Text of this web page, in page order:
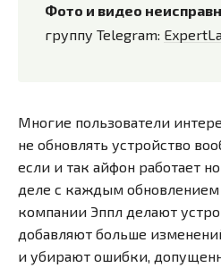
Фото и видео
группу Telegram:
Многие пользователи
не обновлять устройство
если и так айфон работает
деле с каждым обновлением
компании Эппл делают
добавляют больше
и убирают ошибки,